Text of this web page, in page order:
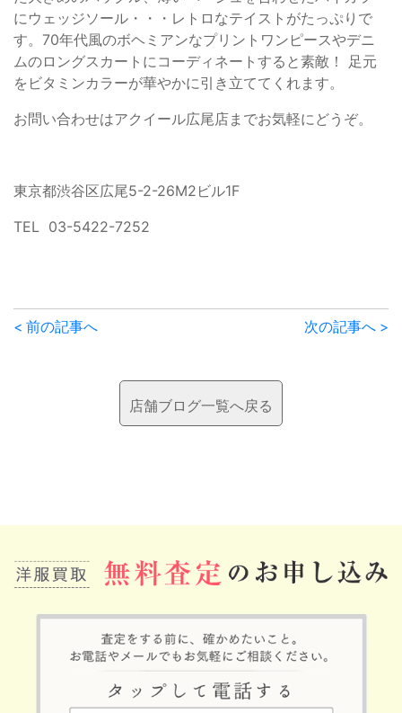
にウェッジソール・・・レトロなテイストがたっぷりで
す。70年代風のボヘミアンなプリントワンピースやデニ
ムのロングスカートにコーディネートすると素敵！ 足元
をビタミンカラーが華やかに引き立ててくれます。
お問い合わせはアクイール広尾店までお気軽にどうぞ。
東京都渋谷区広尾5-2-26M2ビル1F
TEL 03-5422-7252
前
の
リ
ン
< 前の記事へ 次の記事へ >
店舗ブログ一覧へ戻る